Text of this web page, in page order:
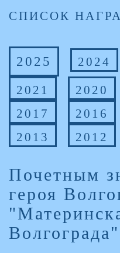
СПИСОК
2025 2024
2021
2020
2017
2016
2013
2012
Почетным
героя